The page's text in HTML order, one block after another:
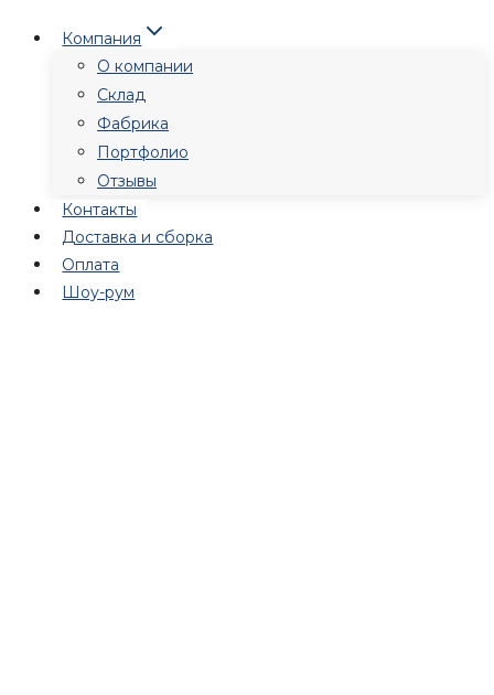
Перейти
содержимому
Компания
О компании
Склад
Фабрика
Портфолио
Отзывы
Контакты
Доставка и сборка
Оплата
Шоу-рум